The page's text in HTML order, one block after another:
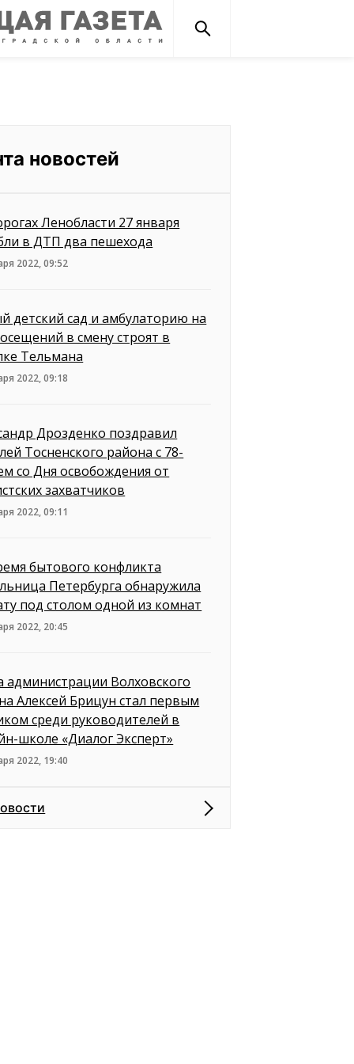
новостей
Ленобласти 27 января
в ДТП два пешехода
2022, 09:52
детский сад и амбулаторию на
в смену строят в
Тельмана
2022, 09:18
Дрозденко поздравил
Тосненского района с 78-
со Дня освобождения от
захватчиков
2022, 09:11
бытового конфликта
Петербурга обнаружила
под столом одной из комнат
2022, 20:45
администрации Волховского
Алексей Брицун стал первым
среди руководителей в
школе «Диалог Эксперт»
2022, 19:40